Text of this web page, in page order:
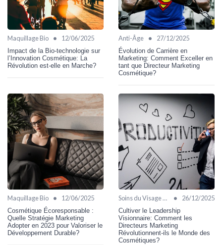
Maquillage Bio • 12/06/2025
Impact de la Bio-technologie sur
l’Innovation Cosmétique: La
Révolution est-elle en Marche?
Anti-Âge • 27/12/2025
Évolution de Carrière en
Marketing: Comment Exceller en
tant que Directeur Marketing
Cosmétique?
Maquillage Bio • 12/06/2025
Cosmétique Écoresponsable :
Quelle Stratégie Marketing
Adopter en 2023 pour Valoriser le
Développement Durable?
Soins du Visage Bio • 26/12/2025
Cultiver le Leadership
Visionnaire: Comment les
Directeurs Marketing
Révolutionnent-ils le Monde des
Cosmétiques?